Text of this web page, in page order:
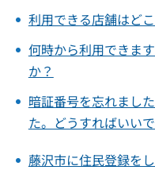
利用できる店舗はど
何時から利用できま
か？
暗証番号を忘れまし
た。どうすればいい
藤沢市に住民登録を